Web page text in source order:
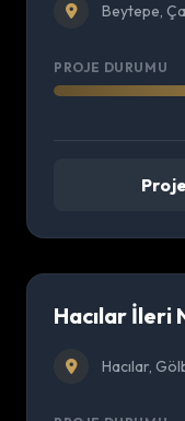
Beytepe,
PROJE DURUMU
Hacılar,